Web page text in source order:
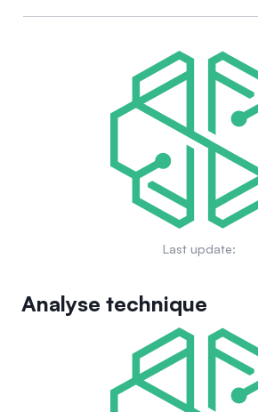
Last update:
Analyse technique